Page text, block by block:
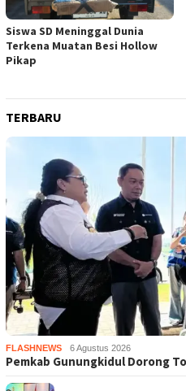
Siswa SD Meninggal Dunia
Terkena Muatan Besi Hollow
Pikap
TERBARU
FLASHNEWS 6 Agustus 2026
Pemkab Gunungkidul Dorong